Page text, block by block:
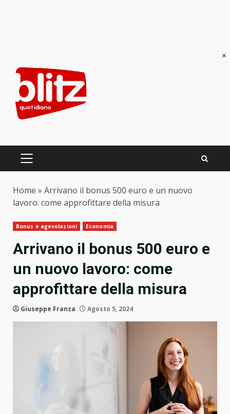
content
PRIMARY
Home » Arrivano il bonus 500 euro e un nuovo
lavoro: come approfittare della misura
Bonus e agevolazioni Economia
Arrivano il bonus 500 euro e
un nuovo lavoro: come
approfittare della misura
Giuseppe Franza Agosto 5, 2024
×